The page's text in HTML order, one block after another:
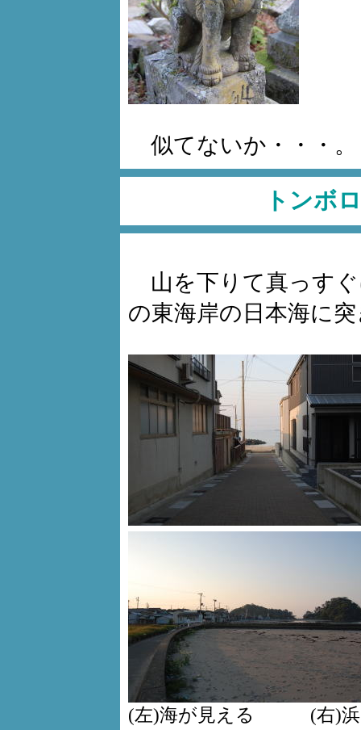
似てないか・・・。
トンボ
山を下りて真っす
の東海岸の日本海に
(左)海が見える (右)浜に